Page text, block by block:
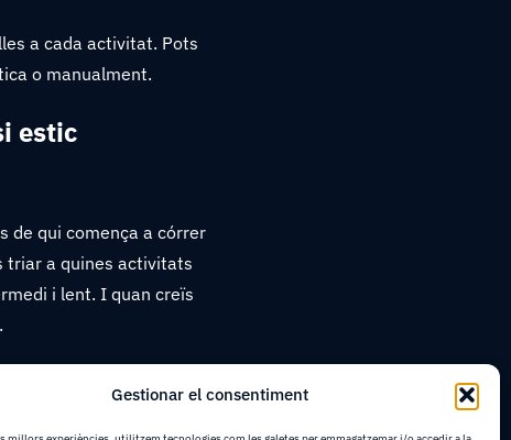
Gestionar el consentiment
a cada activitat. Pots
o manualment.
estic
de qui comença a córrer
triar a quines activitats
i lent. I quan creïs